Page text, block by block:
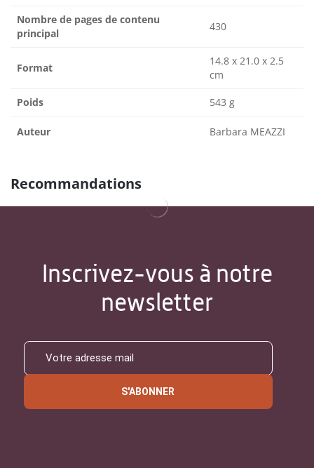
Nombre de pages de contenu
principal
430
Format
14.8 x 21.0 x 2.5
cm
Poids 543 g
Auteur Barbara MEAZZI
Recommandations
Inscrivez-vous à notre
newsletter
S'ABONNER